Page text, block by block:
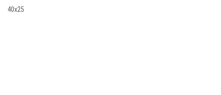
40x25